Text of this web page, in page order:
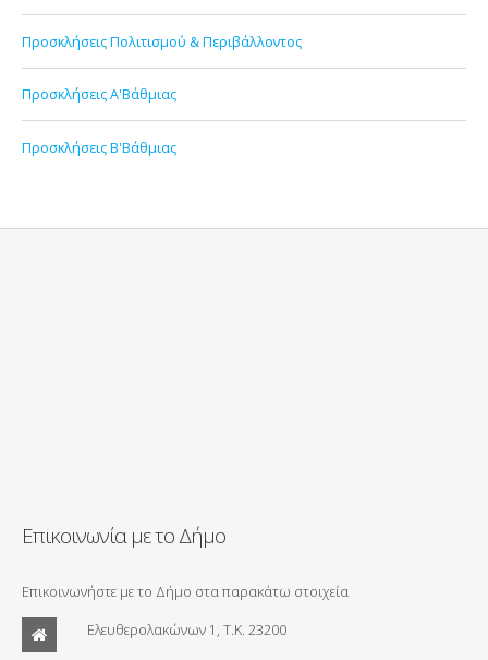
Προσκλήσεις Πολιτισμού & Περιβάλλοντος
Προσκλήσεις Α'Βάθμιας
Προσκλήσεις Β'Βάθμιας
Επικοινωνία με το Δήμο
Επικοινωνήστε με το Δήμο στα παρακάτω στοιχεία
Ελευθερολακώνων 1, Τ.Κ. 23200